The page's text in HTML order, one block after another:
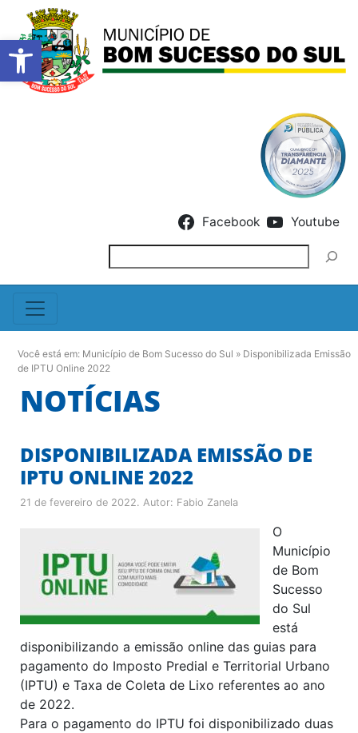
Barra de Ferramentas
Facebook Youtube
Você está em: Município de Bom Sucesso do Sul » Disponibilizada Emissão
de IPTU Online 2022
NOTÍCIAS
DISPONIBILIZADA EMISSÃO DE
IPTU ONLINE 2022
21 de fevereiro de 2022. Autor: Fabio Zanela
O
Município
de Bom
Sucesso
do Sul
está
disponibilizando a emissão online das guias para
pagamento do Imposto Predial e Territorial Urbano
(IPTU) e Taxa de Coleta de Lixo referentes ao ano
de 2022.
Para o pagamento do IPTU foi disponibilizado duas